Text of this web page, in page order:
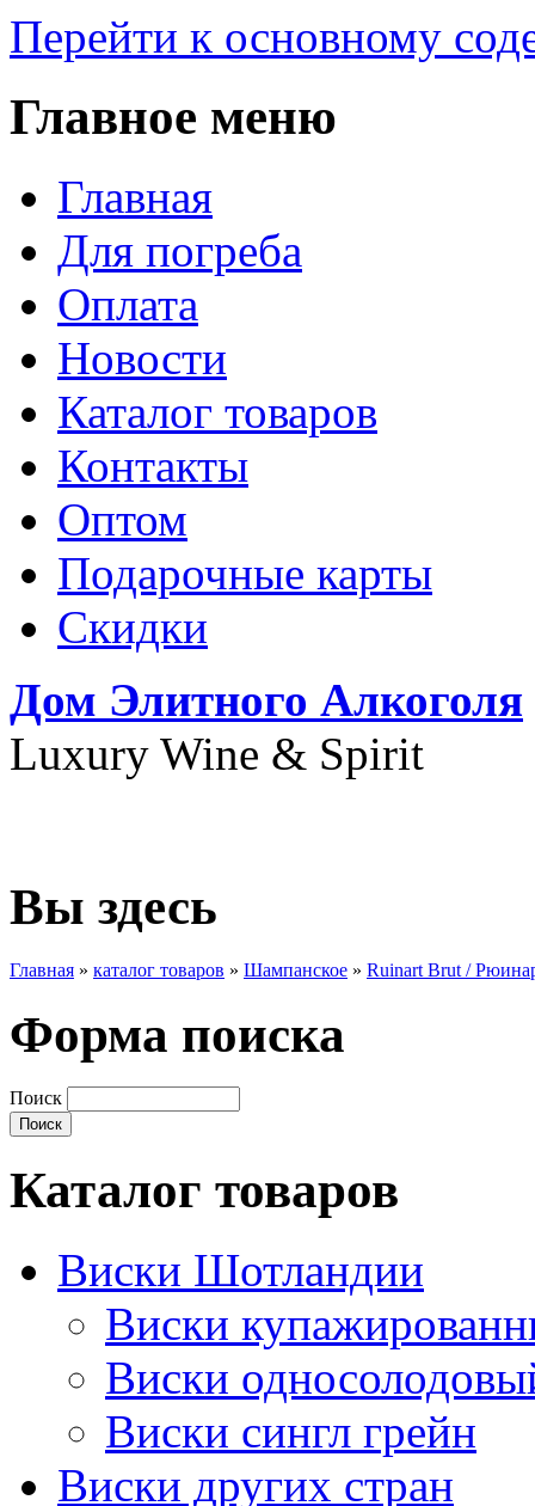
Перейти к основному
Главное меню
Главная
Для погреба
Оплата
Новости
Каталог товаров
Контакты
Оптом
Подарочные карты
Скидки
Дом Элитного Алкоголя
Luxury Wine & Spirit
Вы здесь
Главная » каталог товаров » Шампанское » Ruinart Brut /
Форма поиска
Поиск
Каталог товаров
Виски Шотландии
Виски
Виски
Виски сингл грейн
Виски других стран